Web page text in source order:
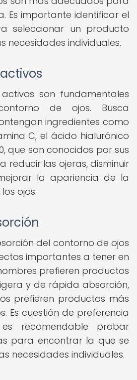
Es importante identificar el
seleccionar un producto
necesidades individuales.
son fundamentales
de ojos. Busca
ingredientes como
C, el ácido hialurónico
que son conocidos por sus
reducir las ojeras, disminuir
la apariencia de la
ojos.
del contorno de ojos
importantes a tener en
prefieren productos
y de rápida absorción,
prefieren productos más
Es cuestión de preferencia
recomendable probar
para encontrar la que se
necesidades individuales.